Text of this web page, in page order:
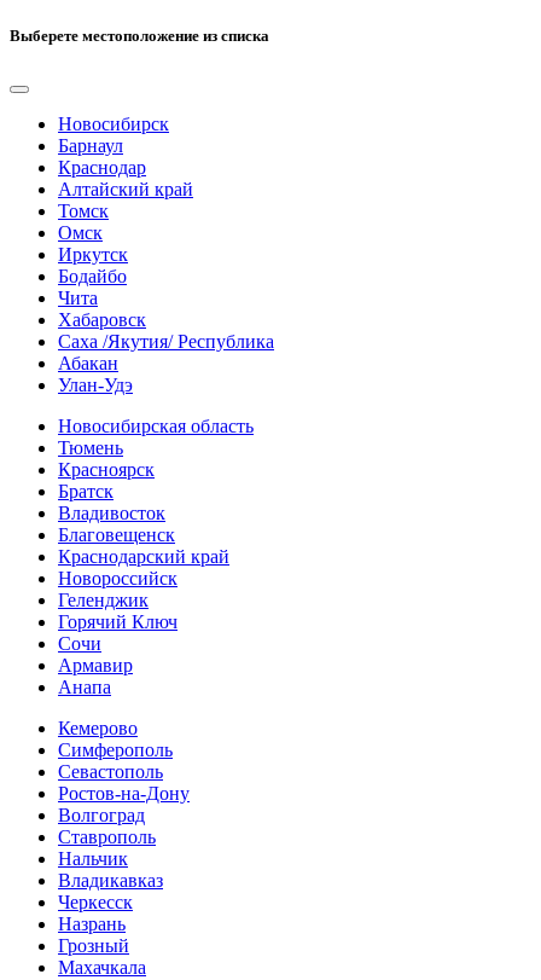
Выберете местоположение из списка
Новосибирск
Барнаул
Краснодар
Алтайский край
Томск
Омск
Иркутск
Бодайбо
Чита
Хабаровск
Саха /Якутия/ Республика
Абакан
Улан-Удэ
Новосибирская область
Тюмень
Красноярск
Братск
Владивосток
Благовещенск
Краснодарский край
Новороссийск
Геленджик
Горячий Ключ
Сочи
Армавир
Анапа
Кемерово
Симферополь
Севастополь
Ростов-на-Дону
Волгоград
Ставрополь
Нальчик
Владикавказ
Черкесск
Назрань
Грозный
Махачкала